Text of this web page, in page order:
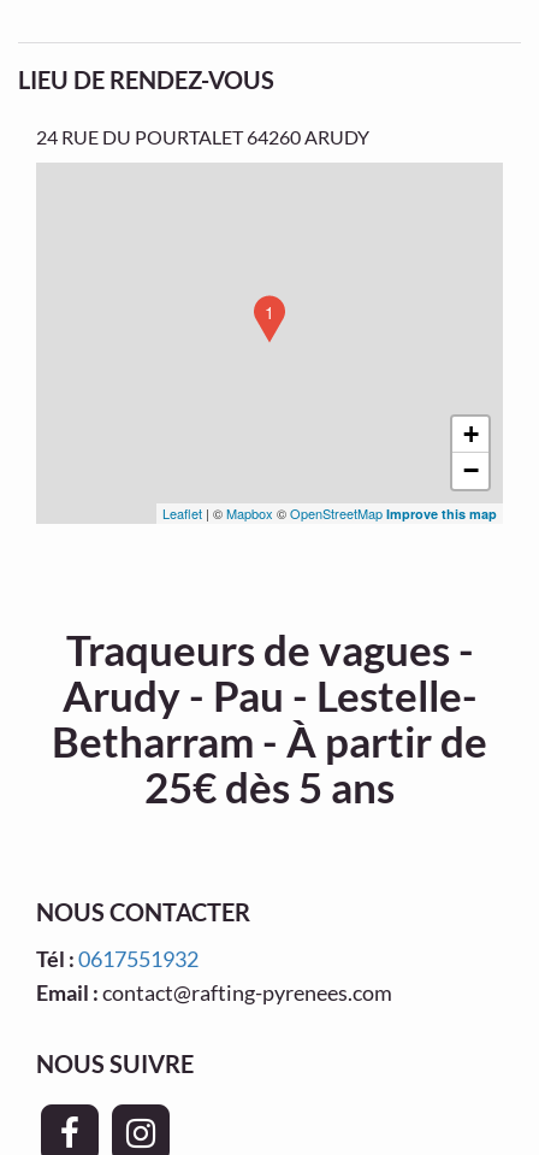
LIEU DE RENDEZ-VOUS
24 RUE DU POURTALET64260 ARUDY
1
+
−
Leaflet | ©Mapbox ©OpenStreetMap Improve this map
Traqueurs de vagues -
Arudy - Pau - Lestelle-
Betharram - À partir de
25€ dès 5 ans
NOUS CONTACTER
Tél :0617551932
Email :contact@rafting-pyrenees.com
NOUS SUIVRE